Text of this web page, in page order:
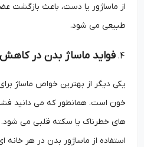
از ماساژور یا دست، باعث بازگشت
طبیعی می شود.
فواید ماساژ بدن در کاهش
یکی دیگر از بهترین خواص ماساژ برای
خون است. همانطور که می دانید فشار
های خطرناک یا سکته قلبی می شود. به
استفاده از ماساژور بدن در هر خانه ای